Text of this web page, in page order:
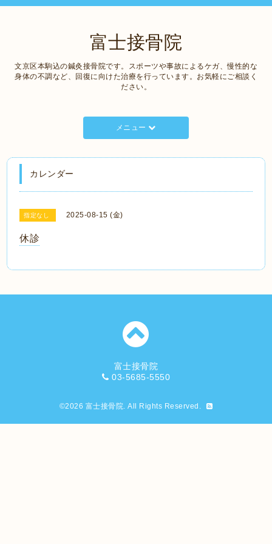
富士接骨院
文京区本駒込の鍼灸接骨院です。スポーツや事故によるケガ、慢性的な
身体の不調など、回復に向けた治療を行っています。お気軽にご相談く
ださい。
メニュー
カレンダー
指定なし 2025-08-15 (金)
休診
富士接骨院
03-5685-5550
©2026 富士接骨院. All Rights Reserved.